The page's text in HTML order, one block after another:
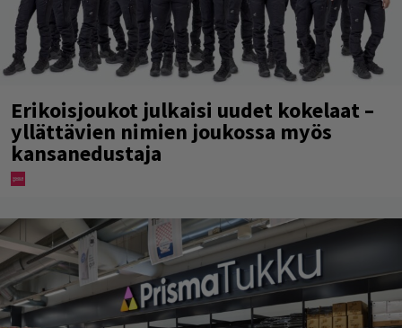
Erikoisjoukot julkaisi uudet kokelaat –
yllättävien nimien joukossa myös
kansanedustaja